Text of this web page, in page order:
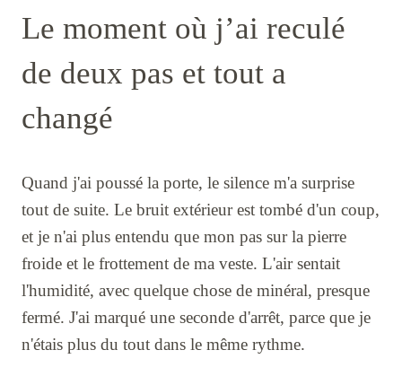
Le moment où j’ai reculé
de deux pas et tout a
changé
Quand j'ai poussé la porte, le silence m'a surprise
tout de suite. Le bruit extérieur est tombé d'un coup,
et je n'ai plus entendu que mon pas sur la pierre
froide et le frottement de ma veste. L'air sentait
l'humidité, avec quelque chose de minéral, presque
fermé. J'ai marqué une seconde d'arrêt, parce que je
n'étais plus du tout dans le même rythme.